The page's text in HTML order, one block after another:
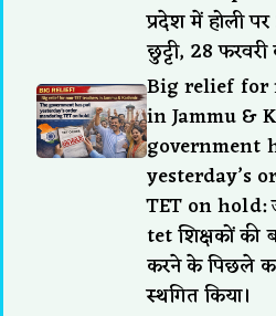
प्रदेश में होली
छुट्टी, 28
Big relief for
in Jammu &
government
yesterday’s
TET on hold:
tet शिक्षकों की
करने के पिछले
स्थगित किया।